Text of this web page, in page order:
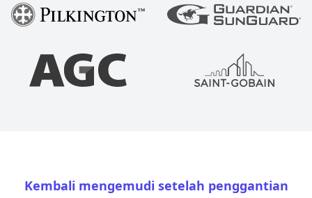
Kembali mengemudi setelah penggantian